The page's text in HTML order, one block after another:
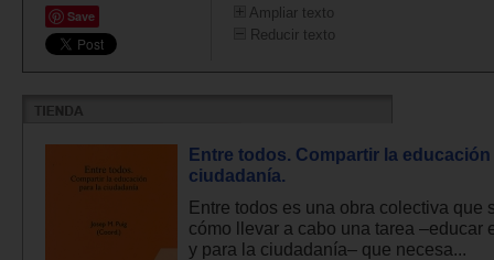
Save
Ampliar texto
Reducir texto
Entre todos. Compartir la educación
ciudadanía.
Entre todos es una obra colectiva que
cómo llevar a cabo una tarea –educar
y para la ciudadanía– que necesa...